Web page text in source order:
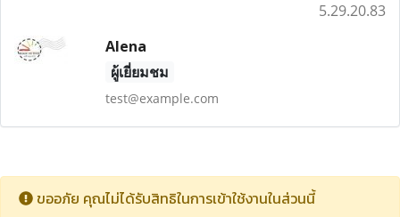
5.29.20.83
Alena
ผู้เยี่ยมชม
test@example.com
ขออภัย คุณไม่ได้รับสิทธิในการเข้าใช้งานในส่วนนี้